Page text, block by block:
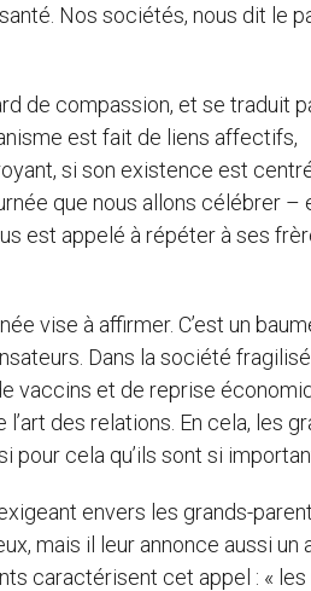
Nos sociétés, nous dit le
de compassion, et se traduit
est fait de liens affectifs,
si son existence est
que nous allons célébrer –
est appelé à répéter à ses
vise à affirmer. C’est un
Dans la société
vaccins et de reprise
des relations. En cela, les
pour cela qu’ils sont si
envers les grands-
mais il leur annonce aussi un
caractérisent cet appel : « les